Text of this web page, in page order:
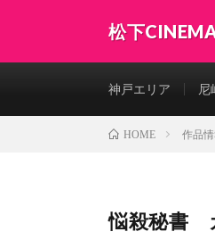
松下
神戸エリア 尼
HOME 作品
悩殺秘書